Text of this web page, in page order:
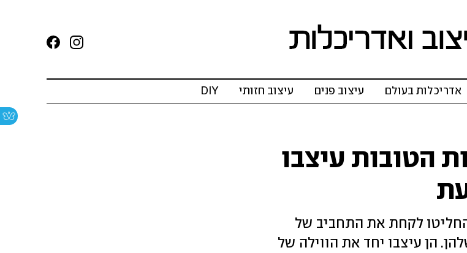
אדריכלות בעולם עיצוב פנים עיצוב חזותי DIY
הטובות עיצבו
חלד, חברות טובות כבר 30 שנה, החליטו לקחת את התחביב של
הן עיצבו יחד את הווילה של